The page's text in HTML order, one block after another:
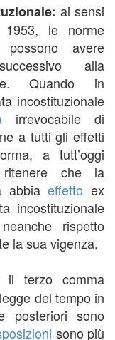
ai sensi
le norme
possono avere
alla
Quando in
incostituzionale
irrevocabile di
a tutti gli effetti
a tutt’oggi
che la
abbiaeffetto ex
incostituzionale
neanche rispetto
la sua vigenza.
il terzo comma
del tempo in
sono
sono più